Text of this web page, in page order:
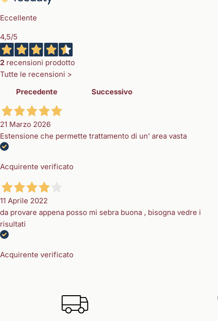
Eccellente
4,5/5
2 recensioni prodotto
Tutte le recensioni >
Precedente
Successivo
21 Marzo 2026
Estensione che permette trattamento di un' area vasta
Acquirente verificato
11 Aprile 2022
da provare appena posso mi sebra buona , bisogna vedre i
risultati
Acquirente verificato